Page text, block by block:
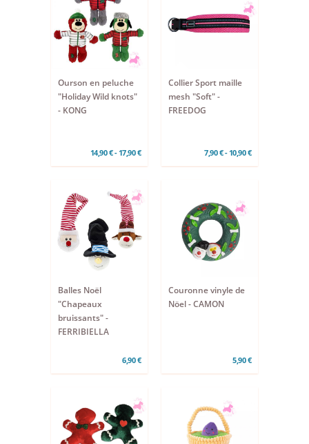
Ourson en peluche
"Holiday Wild knots"
- KONG
14,90 € - 17,90 €
Collier Sport maille
mesh "Soft" -
FREEDOG
7,90 € - 10,90 €
Balles Noël
"Chapeaux
bruissants" -
FERRIBIELLA
6,90 €
Couronne vinyle de
Nöel - CAMON
5,90 €